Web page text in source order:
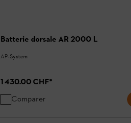
Batterie dorsale AR 2000 L
AP-System
1 430.00 CHF*
Comparer